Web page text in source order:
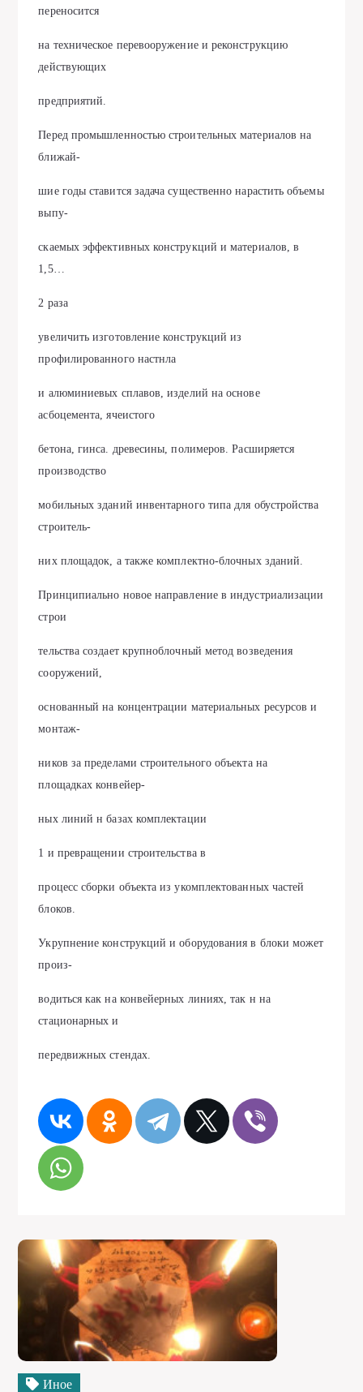
переносится
на техническое перевооружение и реконструкцию
действующих
предприятий.
Перед промышленностью строительных материалов на
ближай-
шие годы ставится задача существенно нарастить объемы
выпу-
скаемых эффективных конструкций и материалов, в
1,5…
2 раза
увеличить изготовление конструкций из
профилированного настнла
и алюминиевых сплавов, изделий на основе
асбоцемента, ячеистого
бетона, гинса. древесины, полимеров. Расширяется
производство
мобильных зданий инвентарного типа для обустройства
строитель-
них площадок, а также комплектно-блочных зданий.
Принципиально новое направление в индустриализации
строи
тельства создает крупноблочный метод возведения
сооружений,
основанный на концентрации материальных ресурсов и
монтаж-
ников за пределами строительного объекта на
площадках конвейер-
ных линий н базах комплектации
1 и превращении строительства в
процесс сборки объекта из укомплектованных частей
блоков.
Укрупнение конструкций и оборудования в блоки может
произ-
водиться как на конвейерных линиях, так н на
стационарных и
передвижных стендах.
Иное